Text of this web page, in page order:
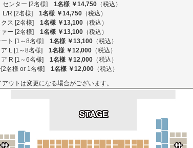
センター [2名様] 1名様 ￥14,750 （税込）
L/R [2名様] 1名様 ￥14,750 （税込）
クス [2名様] 1名様 ￥13,100 （税込）
ァー [2名様] 1名様 ￥13,100 （税込）
ート [1～8名様] 1名様 ￥13,100 （税込）
ア L [1～8名様] 1名様 ￥12,000 （税込）
ア R [1～6名様] 1名様 ￥12,000 （税込）
[2名様 or 1名様] 1名様 ￥12,000 （税込）
ウトは変更になる場合がございます。